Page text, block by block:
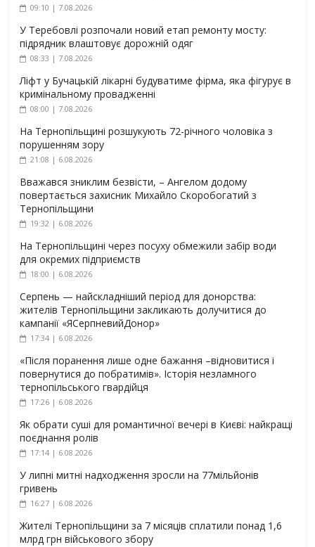
09:10 | 7.08.2026
У Теребовлі розпочали новий етап ремонту мосту:
підрядник влаштовує дорожній одяг
08:33 | 7.08.2026
Ліфт у Бучацькій лікарні будуватиме фірма, яка фігурує в
кримінальному провадженні
08:00 | 7.08.2026
На Тернопільщині розшукують 72-річного чоловіка з
порушенням зору
21:08 | 6.08.2026
Вважався зниклим безвісти, – Ангелом додому
повертається захисник Михайло Скоробогатий з
Тернопільщини
19:32 | 6.08.2026
На Тернопільщині через посуху обмежили забір води
для окремих підприємств
18:00 | 6.08.2026
Серпень — найскладніший період для донорства:
жителів Тернопільщини закликають долучитися до
кампанії «ЯСерпневийДонор»
17:34 | 6.08.2026
«Після поранення лише одне бажання –відновитися і
повернутися до побратимів». Історія незламного
тернопільського гвардійця
17:26 | 6.08.2026
Як обрати суші для романтичної вечері в Києві: найкращі
поєднання ролів
17:14 | 6.08.2026
У липні митні надходження зросли на 77мільйонів
гривень
16:27 | 6.08.2026
Жителі Тернопільщини за 7 місяців сплатили понад 1,6
млрд грн військового збору